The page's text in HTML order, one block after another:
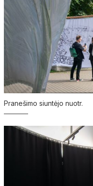
Pranešimo siuntėjo nuotr.